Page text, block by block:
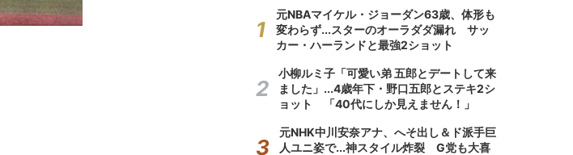
元NBAマイケル・ジョーダン63歳、体形も
変わらず...スターのオーラダダ漏れ サッ
カー・ハーランドと最強2ショット
小柳ルミ子「可愛い弟 五郎とデートして来
ました」...4歳年下・野口五郎とステキ2シ
ョット 「40代にしか見えません！」
元NHK中川安奈アナ、へそ出し＆ド派手巨
人ユニ姿で...神スタイル炸裂 G党も大喜